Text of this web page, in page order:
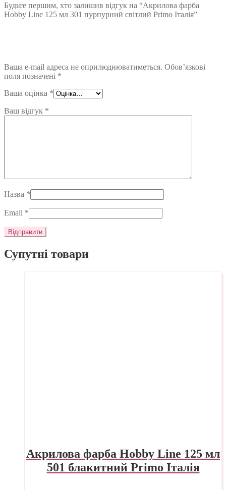
Будьте першим, хто залишив відгук на “Акрилова фарба
Hobby Line 125 мл 301 пурпурний світлий Primo Італія”
Ваша e-mail адреса не оприлюднюватиметься. Обов’язкові
поля позначені *
Ваша оцінка *
Ваш відгук *
Назва *
Email *
Супутні товари
Акрилова фарба Hobby Line 125 мл
501 блакитний Primo Італія